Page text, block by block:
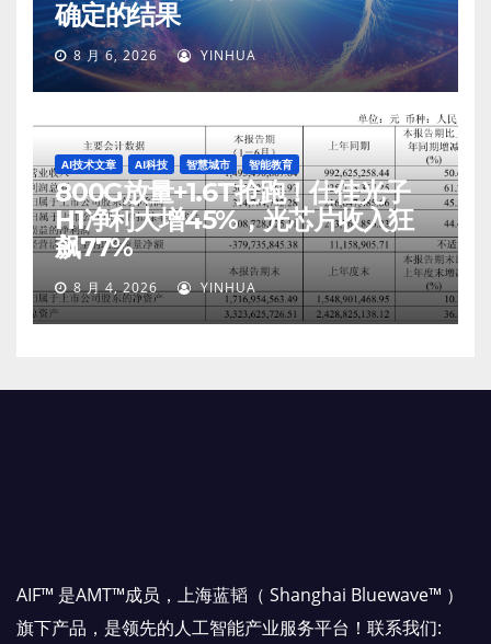
确定的结果
8 月 6, 2026 YINHUA
AI技术文章 AI科技 智慧城市 智能教育
800G放量+1.6T抢跑！仕佳光子
H1净利大增45%，光芯片收入狂
飙77%
8 月 4, 2026 YINHUA
AIF™ 是AMT™成员，上海蓝韬（ Shanghai Bluewave™ ）
旗下产品，是领先的人工智能产业服务平台！联系我们: